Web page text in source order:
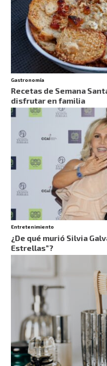
Gastronomía
Recetas de Semana
disfrutar en familia
Entretenimiento
¿De qué murió Silvia
Estrellas”?